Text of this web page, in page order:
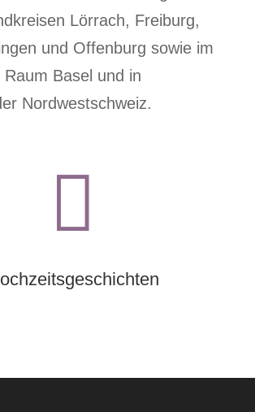
Lörrach, Freiburg,
und Offenburg sowie im
Raum Basel und in
Nordwestschweiz.
